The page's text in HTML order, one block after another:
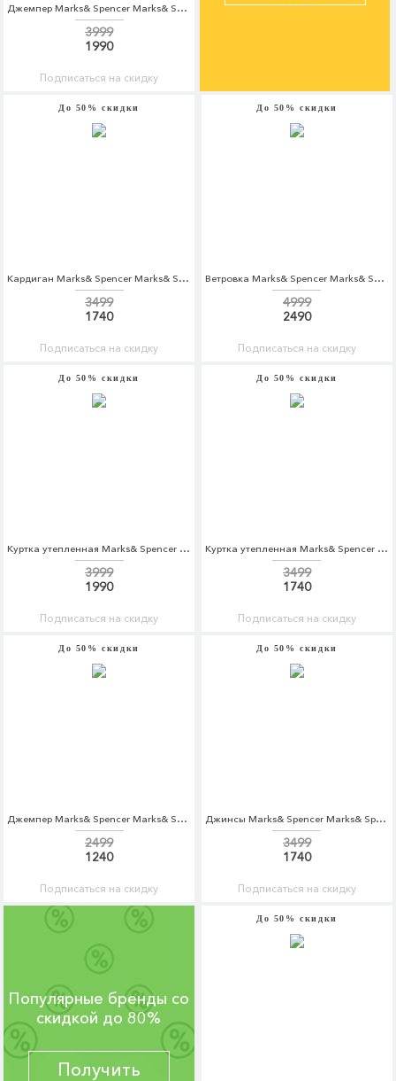
Джемпер Marks& Spencer Marks& Spencer MA178EWCLYZ8
3999
1990
Подписаться на скидку
До 50% скидки
Кардиган Marks& Spencer Marks& Spencer MA178EWCLZF7
3499
1740
Подписаться на скидку
До 50% скидки
Ветровка Marks& Spencer Marks& Spencer MA178EMBJKZ9
4999
2490
Подписаться на скидку
До 50% скидки
Куртка утепленная Marks& Spencer Marks& Spencer MA178EGCJQE6
3999
1990
Подписаться на скидку
До 50% скидки
Куртка утепленная Marks& Spencer Marks& Spencer MA178EGCJQE7
3499
1740
Подписаться на скидку
До 50% скидки
Джемпер Marks& Spencer Marks& Spencer MA178EWCLYX9
2499
1240
Подписаться на скидку
До 50% скидки
Джинсы Marks& Spencer Marks& Spencer MA178EMCKKW1
3499
1740
Подписаться на скидку
Популярные бренды со
скидкой до 80%
Получить
До 50% скидки